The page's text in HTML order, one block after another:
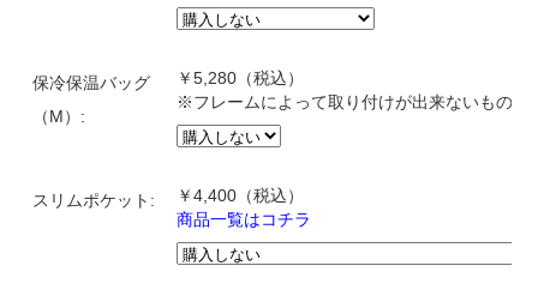
保冷保温バッグ
（M）:
￥5,280（税込）
※フレームによって取り付けが出来ないものが
スリムポケット: ￥4,400 （税込）
商品一覧はコチラ